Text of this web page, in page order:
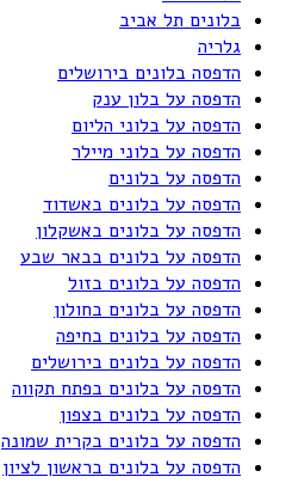
בלונים תל אביב
גלריה
הדפסה בלונים בירושלים
הדפסה על בלון ענק
הדפסה על בלוני הליום
הדפסה על בלוני מיילר
הדפסה על בלונים
הדפסה על בלונים באשדוד
הדפסה על בלונים באשקלון
הדפסה על בלונים בבאר שבע
הדפסה על בלונים בזול
הדפסה על בלונים בחולון
הדפסה על בלונים בחיפה
הדפסה על בלונים בירושלים
הדפסה על בלונים בפתח תקווה
הדפסה על בלונים בצפון
הדפסה על בלונים בקרית שמונה
הדפסה על בלונים בראשון לציון